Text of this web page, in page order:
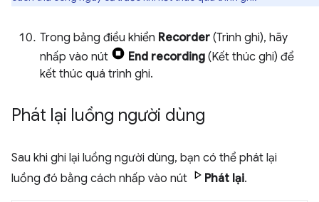
Trong bảng điều khiển Recorder (Trình ghi), hãy
nhấp vào nút
End recording (Kết thúc ghi) để
kết thúc quá trình ghi.
Phát lại luồng người dùng
Sau khi ghi lại luồng người dùng, bạn có thể phát lại
luồng đó bằng cách nhấp vào nút
Phát lại.